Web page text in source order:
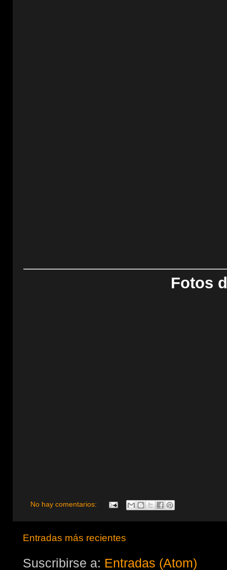
Fotos
No hay comentarios:
Entradas más recientes
Suscribirse a: Entradas (Atom)